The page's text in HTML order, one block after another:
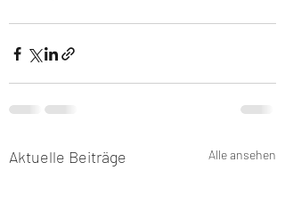
Aktuelle Beiträge Alle ansehen